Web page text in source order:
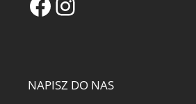
NAPISZ DO NAS